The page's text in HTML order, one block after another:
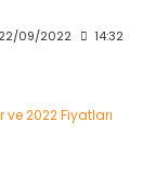
22/09/2022 14:32